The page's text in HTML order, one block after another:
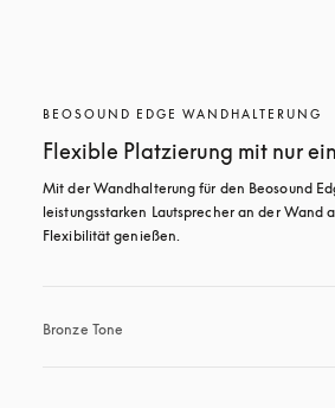
BEOSOUND EDGE WANDHALTERUNG
Flexible Platzierung mit nur
Mit der Wandhalterung für den Beosound
leistungsstarken Lautsprecher an der Wand
Flexibilität genießen.
Bronze Tone